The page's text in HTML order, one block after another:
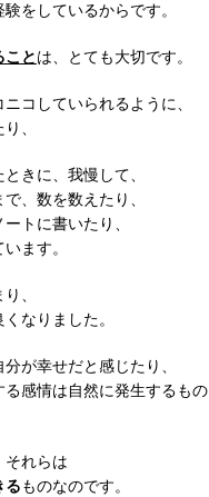
験をしているからです。
ことは、とても大切です。
コしていられるように、
、
きに、我慢して、
、数を数えたり、
トに書いたり、
ます。
、
なりました。
が幸せだと感じたり、
る感情は自然に発生するもの
それらは
るものなのです。